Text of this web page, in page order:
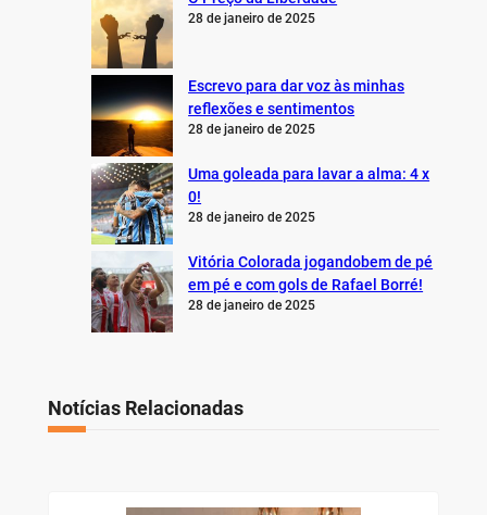
28 de janeiro de 2025
Escrevo para dar voz às minhas
reflexões e sentimentos
28 de janeiro de 2025
Uma goleada para lavar a alma: 4 x
0!
28 de janeiro de 2025
Vitória Colorada jogandobem de pé
em pé e com gols de Rafael Borré!
28 de janeiro de 2025
Notícias Relacionadas